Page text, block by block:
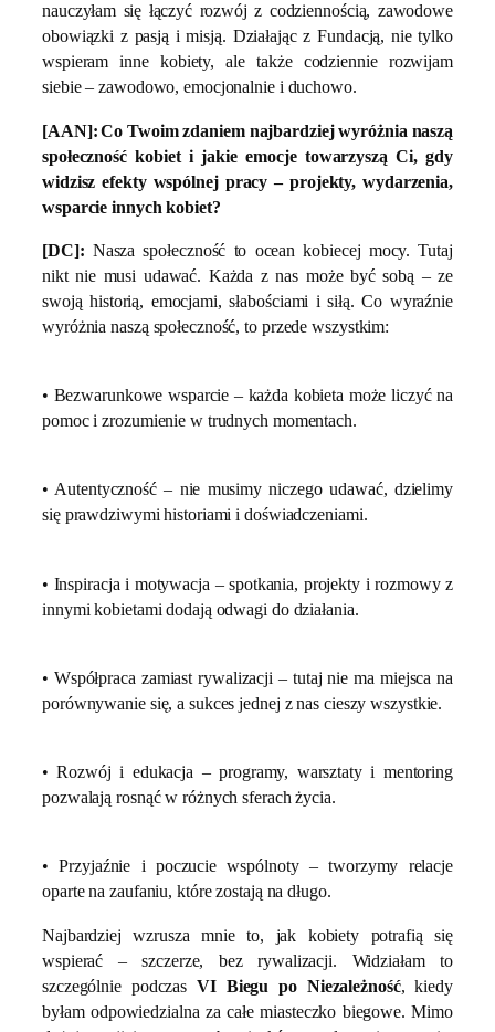
nauczyłam się łączyć rozwój z codziennością, zawodowe
obowiązki z pasją i misją. Działając z Fundacją, nie tylko
wspieram inne kobiety, ale także codziennie rozwijam
siebie – zawodowo, emocjonalnie i duchowo.
[AAN]:Co Twoim zdaniem najbardziej wyróżnia naszą
społeczność kobiet i jakie emocje towarzyszą Ci, gdy
widzisz efekty wspólnej pracy – projekty, wydarzenia,
wsparcie innych kobiet?
[DC]: Nasza społeczność to ocean kobiecej mocy. Tutaj
nikt nie musi udawać. Każda z nas może być sobą – ze
swoją historią, emocjami, słabościami i siłą. Co wyraźnie
wyróżnia naszą społeczność, to przede wszystkim:
• Bezwarunkowe wsparcie – każda kobieta może liczyć na
pomoc i zrozumienie w trudnych momentach.
• Autentyczność – nie musimy niczego udawać, dzielimy
się prawdziwymi historiami i doświadczeniami.
• Inspiracja i motywacja – spotkania, projekty i rozmowy z
innymi kobietami dodają odwagi do działania.
• Współpraca zamiast rywalizacji – tutaj nie ma miejsca na
porównywanie się, a sukces jednej z nas cieszy wszystkie.
• Rozwój i edukacja – programy, warsztaty i mentoring
pozwalają rosnąć w różnych sferach życia.
• Przyjaźnie i poczucie wspólnoty – tworzymy relacje
oparte na zaufaniu, które zostają na długo.
Najbardziej wzrusza mnie to, jak kobiety potrafią się
wspierać – szczerze, bez rywalizacji. Widziałam to
szczególnie podczasVI Biegu po Niezależność, kiedy
byłam odpowiedzialna za całe miasteczko biegowe. Mimo